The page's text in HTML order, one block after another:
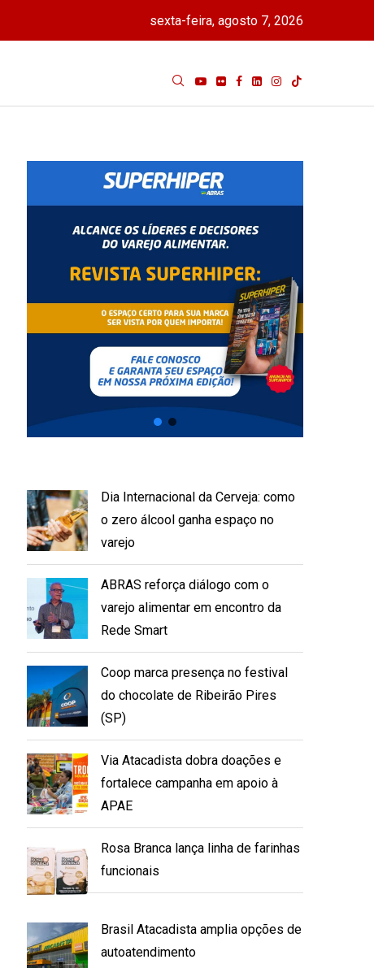
sexta-feira, agosto 7, 2026
Dia Internacional da Cerveja: como
o zero álcool ganha espaço no
varejo
ABRAS reforça diálogo com o
varejo alimentar em encontro da
Rede Smart
Coop marca presença no festival
do chocolate de Ribeirão Pires
(SP)
Via Atacadista dobra doações e
fortalece campanha em apoio à
APAE
Rosa Branca lança linha de farinhas
funcionais
Brasil Atacadista amplia opções de
autoatendimento